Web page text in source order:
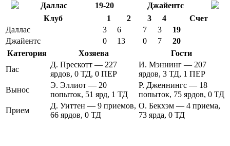
Даллас 19-20
Джайентс
Клуб
1 2 3 4
Счет
Даллас
3 6 7 3
19
Джайентс
0 13 0 7
20
Категория
Хозяева
Гости
Пас
Д. Прескотт — 227
ярдов, 0 ТД, 0 ПЕР
И. Мэннинг — 207
ярдов, 3 ТД, 1 ПЕР
Вынос
Э. Эллиот — 20
попыток, 51 ярд, 1 ТД
Р. Дженнингс — 18
попыток, 75 ярдов, 0 ТД
Прием
Д. Уиттен — 9 приемов,
66 ярдов, 0 ТД
О. Бекхэм — 4 приема,
73 ярда, 0 ТД